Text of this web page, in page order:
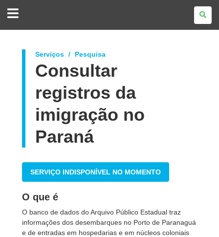
DO
Serviços Pesquisa
Consultar
registros da
imigração no
Paraná
SERVIÇO INDISPONÍVEL NO MOMENTO
O que é
O banco de dados do Arquivo Público Estadual traz
informações dos desembarques no Porto de Paranaguá
e de entradas em hospedarias e em núcleos coloniais